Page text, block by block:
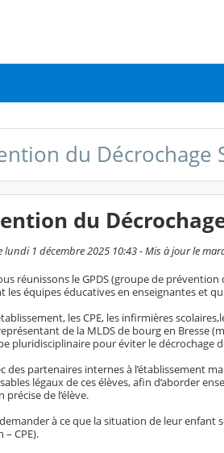
du Décrochage
du
lundi 1 décembre 2025 10:43 - Mis à jour le
réunissons le GPDS (groupe de
les équipes éducatives en enseignantes et
les CPE, les infirmières
de la MLDS de bourg en
pluridisciplinaire pour éviter le décrochage
des partenaires internes à l’établissement
légaux de ces élèves, afin d’aborder
de l’élève.
à ce que la situation de leur
CPE).